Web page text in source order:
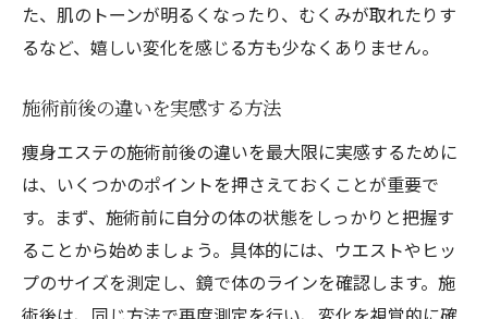
た、肌のトーンが明るくなったり、むくみが取れたりす
るなど、嬉しい変化を感じる方も少なくありません。
施術前後の違いを実感する方法
痩身エステの施術前後の違いを最大限に実感するために
は、いくつかのポイントを押さえておくことが重要で
す。まず、施術前に自分の体の状態をしっかりと把握す
ることから始めましょう。具体的には、ウエストやヒッ
プのサイズを測定し、鏡で体のラインを確認します。施